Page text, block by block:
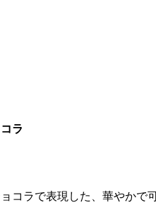
ラ
コラで表現した、華やかで